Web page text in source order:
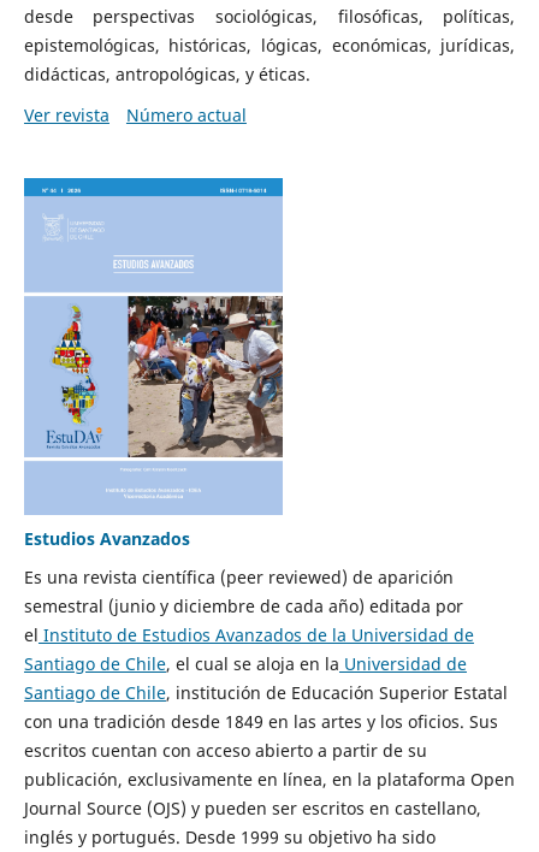
desde perspectivas sociológicas, filosóficas, políticas,
epistemológicas, históricas, lógicas, económicas, jurídicas,
didácticas, antropológicas, y éticas.
Ver revista
Número actual
Estudios Avanzados
Es una revista científica (peer reviewed) de aparición
semestral (junio y diciembre de cada año) editada por
el Instituto de Estudios Avanzados de la Universidad de
Santiago de Chile, el cual se aloja en la Universidad de
Santiago de Chile, institución de Educación Superior Estatal
con una tradición desde 1849 en las artes y los oficios. Sus
escritos cuentan con acceso abierto a partir de su
publicación, exclusivamente en línea, en la plataforma Open
Journal Source (OJS) y pueden ser escritos en castellano,
inglés y portugués. Desde 1999 su objetivo ha sido